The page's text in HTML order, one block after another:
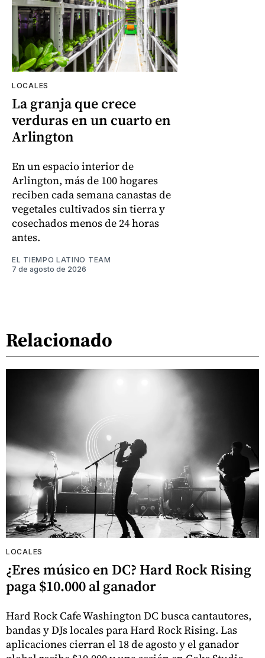
LOCALES
La granja que crece
verduras en un cuarto en
Arlington
En un espacio interior de
Arlington, más de 100 hogares
reciben cada semana canastas de
vegetales cultivados sin tierra y
cosechados menos de 24 horas
antes.
EL TIEMPO LATINO TEAM
7 de agosto de 2026
Relacionado
LOCALES
¿Eres músico en DC? Hard Rock Rising
paga $10.000 al ganador
Hard Rock Cafe Washington DC busca cantautores,
bandas y DJs locales para Hard Rock Rising. Las
aplicaciones cierran el 18 de agosto y el ganador